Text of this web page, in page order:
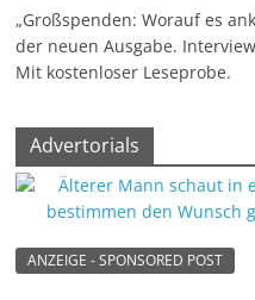
„Großspenden: Worauf es
der neuen Ausgabe.
Mit kostenloser Leseprobe.
Advertorials
ANZEIGE - SPONSORED POST